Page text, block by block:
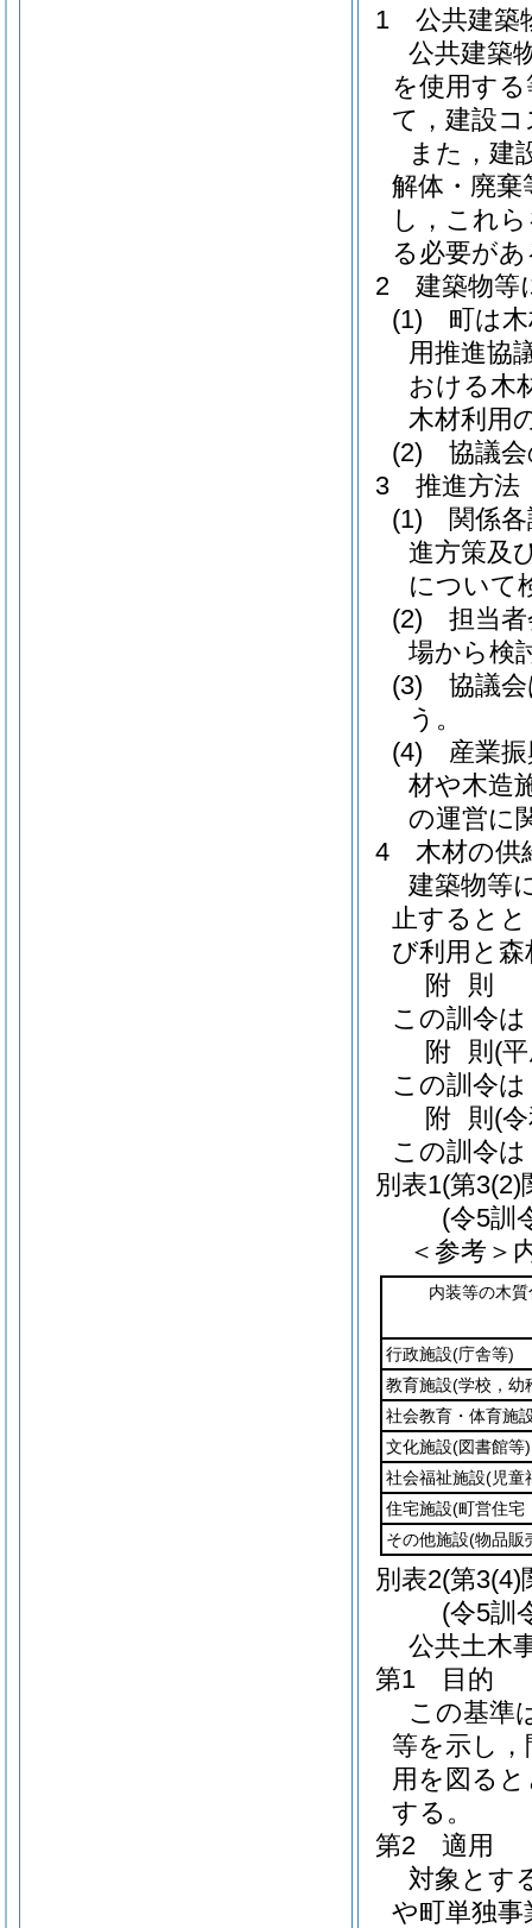
1 公共建築
公共建築
を使用す
て，建設
また，建
解体・廃
し，これ
る必要が
2 建築物等
(1) 町は木
用推進協
おける木
木材利用
(2) 協議会
3 推進方法
(1) 関係各
進方策及
について
(2) 担当者
場から検
(3) 協議会
う。
(4) 産業振
材や木造
の運営に
4 木材の供
建築物等
止すると
び利用と
附 則
この訓令
附 則 (
この訓令
附 則 (
この訓令
別表1(第3(2)
(令5訓
＜参考＞
内装等の木
行政施設(庁舎等)
教育施設(学校，幼
社会教育・体育施
文化施設(図書館等)
社会福祉施設(児童
住宅施設(町営住宅
その他施設(物品販
別表2(第3(4)
(令5訓
公共土木
第1 目的
この基準
等を示し
用を図る
する。
第2 適用
対象とす
や町単独